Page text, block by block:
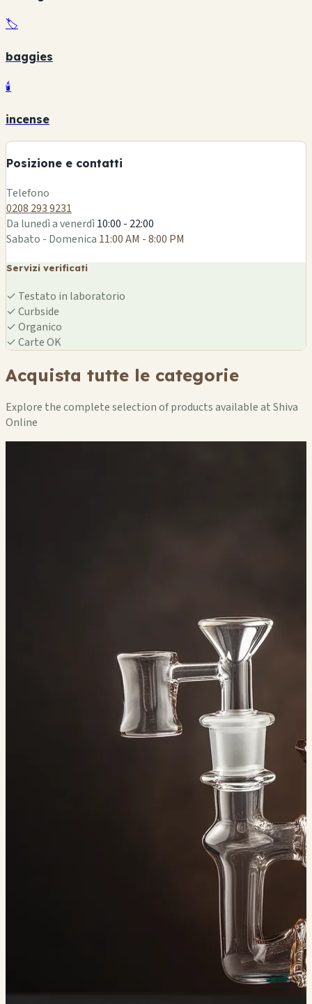
🏷️
baggies
🕯️
incense
Posizione e contatti
−
Telefono
0208 293 9231
Da lunedì a venerdì10:00 - 22:00
Sabato - Domenica 11:00 AM - 8:00 PM
Servizi verificati
✓ Testato in laboratorio
✓Curbside
✓Organico
✓Carte OK
Acquista tutte le categorie
Explore the complete selection of products available at Shiva
Online